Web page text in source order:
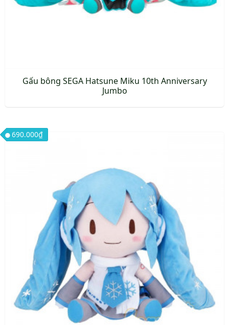
Gấu bông SEGA Hatsune Miku 10th Anniversary
Jumbo
690.000₫